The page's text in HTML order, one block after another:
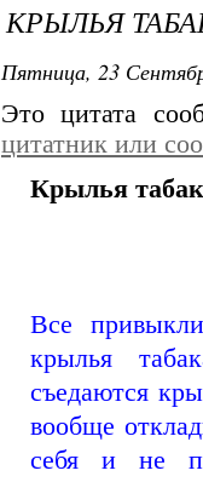
КРЫЛЬЯ
Пятница, 23
Это цитата
цитатник или
Крылья
Все
крылья
съедаются
вообще
себя и не